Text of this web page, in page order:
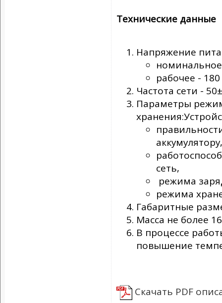
Технические данные
Напряжение
рабочее -
Частота сети -
Параметры
аккумулятору,
сеть,
режима
режима
Габаритные
Масса не более
В процессе
повышение
Скачать PDF